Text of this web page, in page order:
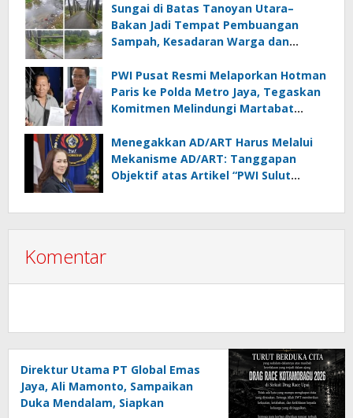
Sungai di Batas Tanoyan Utara–
Bakan Jadi Tempat Pembuangan
Sampah, Kesadaran Warga dan
PWI Pusat Resmi Melaporkan Hotman
Paris ke Polda Metro Jaya, Tegaskan
Komitmen Melindungi Martabat
Menegakkan AD/ART Harus Melalui
Mekanisme AD/ART: Tanggapan
Objektif atas Artikel “PWI Sulut
Komentar
Direktur Utama PT Global Emas
Jaya, Ali Mamonto, Sampaikan
Duka Mendalam, Siapkan